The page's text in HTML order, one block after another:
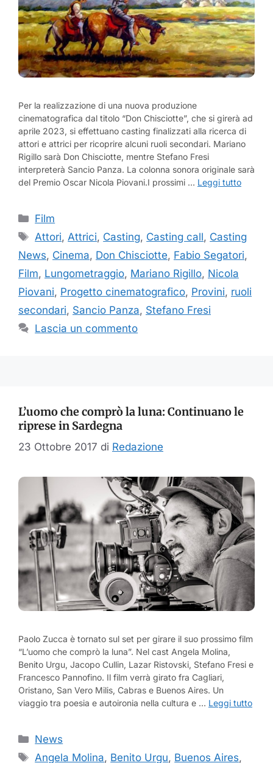
Per la realizzazione di una nuova produzione
cinematografica dal titolo “Don Chisciotte”, che si girerà ad
aprile 2023, si effettuano casting finalizzati alla ricerca di
attori e attrici per ricoprire alcuni ruoli secondari. Mariano
Rigillo sarà Don Chisciotte, mentre Stefano Fresi
interpreterà Sancio Panza. La colonna sonora originale sarà
del Premio Oscar Nicola Piovani.I prossimi … Leggi tutto
Categorie
Film
Tag
Attori, Attrici, Casting, Casting call, Casting
News, Cinema, Don Chisciotte, Fabio Segatori,
Film, Lungometraggio, Mariano Rigillo, Nicola
Piovani, Progetto cinematografico, Provini, ruoli
secondari, Sancio Panza, Stefano Fresi
Lascia un commento
L’uomo che comprò la luna: Continuano le
riprese in Sardegna
23 Ottobre 2017 di Redazione
Paolo Zucca è tornato sul set per girare il suo prossimo film
“L’uomo che comprò la luna”. Nel cast Angela Molina,
Benito Urgu, Jacopo Cullin, Lazar Ristovski, Stefano Fresi e
Francesco Pannofino. Il film verrà girato fra Cagliari,
Oristano, San Vero Milis, Cabras e Buenos Aires. Un
viaggio tra poesia e autoironia nella cultura e … Leggi tutto
Categorie
News
Tag
Angela Molina, Benito Urgu, Buenos Aires,